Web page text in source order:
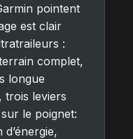
pointent
est clair
:
complet,
longue
trois leviers
le poignet: